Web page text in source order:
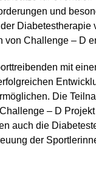
und
Diabetestherapie
von Challenge – D
mit
Die
– D
auch die
der